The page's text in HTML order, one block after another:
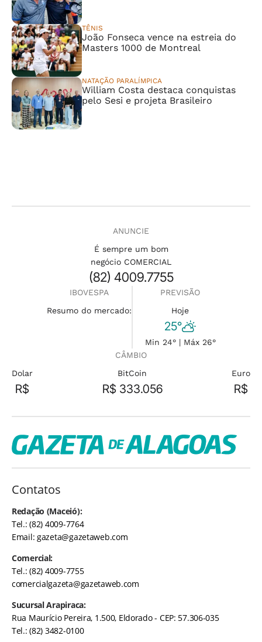
TÊNIS
João Fonseca vence na estreia do
Masters 1000 de Montreal
NATAÇÃO PARALÍMPICA
William Costa destaca conquistas
pelo Sesi e projeta Brasileiro
ANUNCIE
É sempre um bom
negócio COMERCIAL
(82) 4009.7755
IBOVESPA
Resumo do mercado:
PREVISÃO
Hoje
25°
Min 24° | Máx 26°
CÂMBIO
Dolar
R$
BitCoin
R$ 333.056
Euro
R$
Contatos
Redação (Maceió):
Tel.: (82) 4009-7764
Email:gazeta@gazetaweb.com
Comercial:
Tel.: (82) 4009-7755
comercialgazeta@gazetaweb.com
Sucursal Arapiraca:
Rua Maurício Pereira, 1.500, Eldorado - CEP: 57.306-035
Tel.: (82) 3482-0100